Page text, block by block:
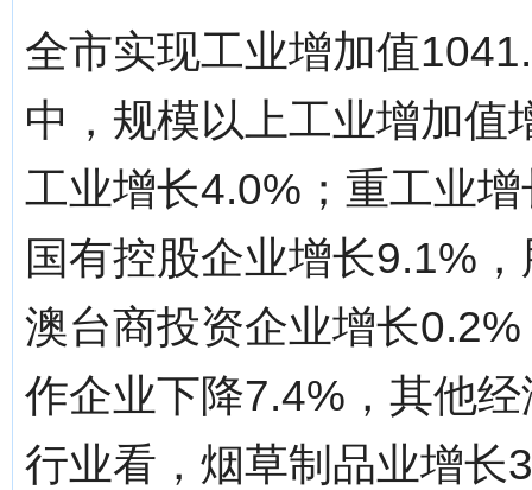
全市实现工业增加值
中，规模以上工业增加值
工业增长4.0%；重工业
国有控股企业增长9.1%
澳台商投资企业增长
作企业下降7.4%，其他
行业看，烟草制品业增长